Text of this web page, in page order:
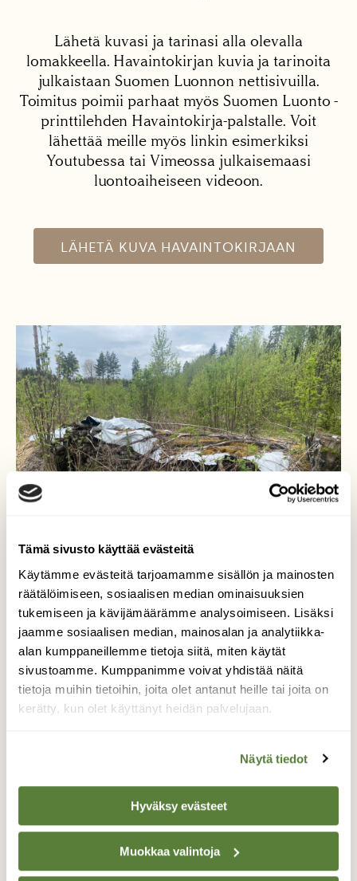
Tämä sivusto käyttää evästeitä
Käytämme evästeitä tarjoamamme sisällön ja mainosten
räätälöimiseen, sosiaalisen median ominaisuuksien
tukemiseen ja kävijämäärämme analysoimiseen. Lisäksi
jaamme sosiaalisen median, mainosalan ja analytiikka-
alan kumppaneillemme tietoja siitä, miten käytät
sivustoamme. Kumppanimme voivat yhdistää näitä
tietoja muihin tietoihin, joita olet antanut heille tai joita on
kerätty, kun olet käyttänyt heidän palvelujaan.
Näytä tiedot
Hyväksy evästeet
Muokkaa valintoja
Lähetä kuvasi ja tarinasi alla olevalla
lomakkeella. Havaintokirjan kuvia ja tarinoita
julkaistaan Suomen Luonnon nettisivuilla.
Toimitus poimii parhaat myös Suomen Luonto -
printtilehden Havaintokirja-palstalle. Voit
lähettää meille myös linkin esimerkiksi
Youtubessa tai Vimeossa julkaisemaasi
luontoaiheiseen videoon.
LÄHETÄ KUVA HAVAINTOKIRJAAN
Pesäkolo pinon alla
Tämäkin lahoava,peitelty vanha puukasa
antaa pesäkololle hyvän suojan, epäselväksi
jäi asukki.
Valokuvaaja: Markku Ranta-Eilola, Valkeakoski
TAKAISIN LISTAAN